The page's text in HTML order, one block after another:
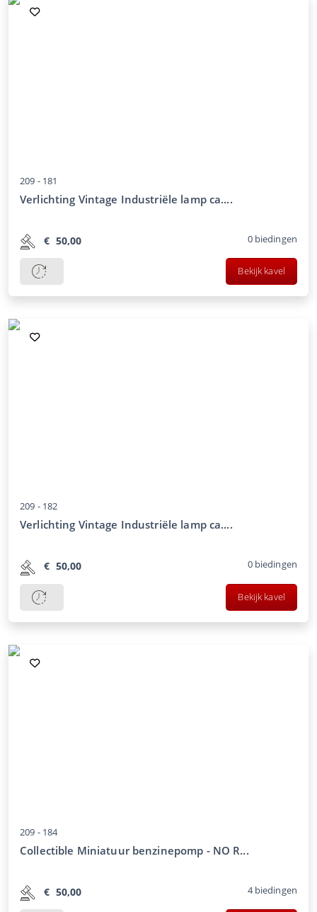
209 - 181
Verlichting Vintage Industriële lamp ca....
€ 50,00 0 biedingen
Bekijk kavel
209 - 182
Verlichting Vintage Industriële lamp ca....
€ 50,00 0 biedingen
Bekijk kavel
209 - 184
Collectible Miniatuur benzinepomp - NO R...
€ 50,00 4 biedingen